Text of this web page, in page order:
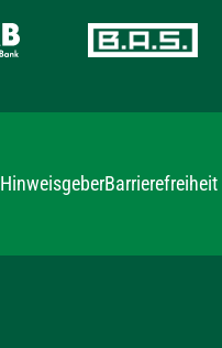
HinweisgeberBarrierefreiheit